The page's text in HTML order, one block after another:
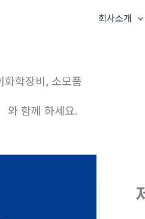
회사소개
화학장비, 소모품
와 함께 하세요.